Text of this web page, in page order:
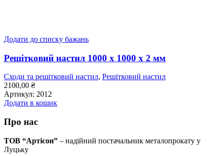
Додати до списку бажань
Решітковий настил 1000 x 1000 x 2 мм
Сходи та решітковий настил, Решітковий настил
2100,00 ₴
Артикул: 2012
Додати в кошик
Про нас
ТОВ “Артісон” – надійний постачальник металопрокату у
Луцьку